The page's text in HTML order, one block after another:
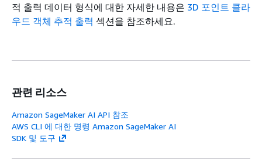
적 출력 데이터 형식에 대한 자세한 내용은 3D 포인트 클라
우드 객체 추적 출력 섹션을 참조하세요.
관련 리소스
Amazon SageMaker AI API 참조
AWS CLI 에 대한 명령 Amazon SageMaker AI
SDK 및 도구